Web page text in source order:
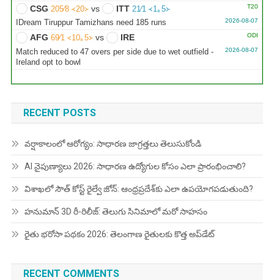
T20
CSG 205∕8 ᚜20᚛vs ITT 21∕1 ᚜1｡5᚛
2026-08-07
IDream Tiruppur Tamizhans need 185 runs
ODI
AFG 69∕1 ᚜10｡5᚛vs IRE
2026-08-07
Match reduced to 47 overs per side due to wet outfield -
Ireland opt to bowl
RECENT POSTS
వర్షాకాలంలో ఆరోగ్యం: సాధారణ జాగ్రత్తలు తెలుసుకోండి
AI నైపుణ్యాలు 2026: సాధారణ ఉద్యోగుల కోసం ఎలా ప్రారంభించాలి?
విశాఖలో సౌత్ కోస్ట్ రైల్వే జోన్: ఆంధ్రప్రదేశ్‌కు ఎలా ఉపయోగపడుతుంది?
హనుమాన్ 3D రీ-రిలీజ్: తెలుగు సినిమాలో మరో సాహసం
రైతు భరోసా పథకం 2026: తెలంగాణ రైతులకు కొత్త అప్‌డేట్
RECENT COMMENTS